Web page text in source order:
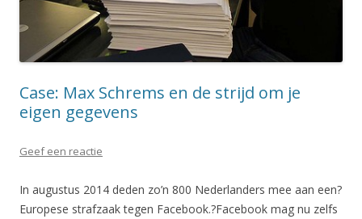
Case: Max Schrems en de strijd om je
eigen gegevens
Geef een reactie
In augustus 2014 deden zo’n 800 Nederlanders mee aan een?
Europese strafzaak tegen Facebook.?Facebook mag nu zelfs